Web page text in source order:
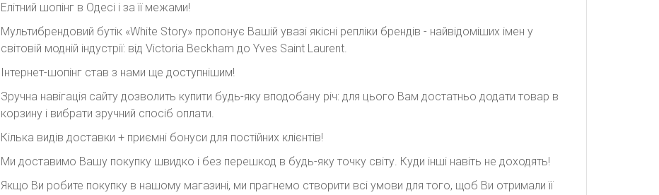
Елітний шопінг в Одесі і за її межами!
Мультибрендовий бутік «White Story» пропонує Вашій увазі якісні репліки брендів - найвідоміших імен у
світовій модній індустрії: від Victoria Beckham до Yves Saint Laurent.
Інтернет-шопінг став з нами ще доступнішим!
Зручна навігація сайту дозволить купити будь-яку вподобану річ: для цього Вам достатньо додати товар в
корзину і вибрати зручний спосіб оплати.
Кілька видів доставки + приємні бонуси для постійних клієнтів!
Ми доставимо Вашу покупку швидко і без перешкод в будь-яку точку світу. Куди інші навіть не доходять!
Якщо Ви робите покупку в нашому магазині, ми прагнемо створити всі умови для того, щоб Ви отримали її